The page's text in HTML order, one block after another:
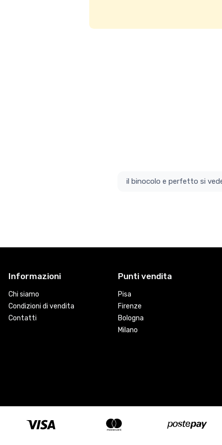
il
Informazioni
Chi siamo
Condizioni di vendita
Contatti
Punti vendita
Pisa
Firenze
Bologna
Milano